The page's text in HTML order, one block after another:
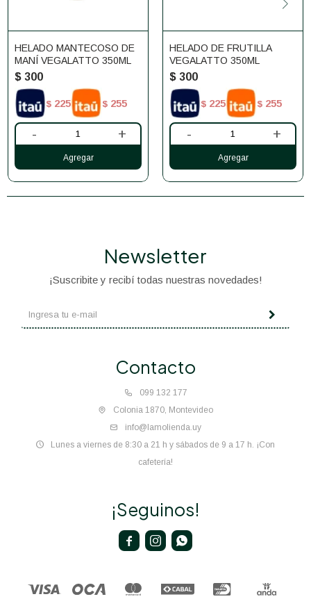
HELADO MANTECOSO DE
MANÍ VEGALATTO 350ML
$ 300
$ 225 $ 255
- +
HELADO DE FRUTILLA
VEGALATTO 350ML
$ 300
$ 225 $ 255
- +
Contacto
099 132 177
Colonia 1870, Montevideo
info@lamolienda.uy
Lunes a viernes de 8:30 a 21 h y sábados de 9 a 17 h. ¡Con
cafetería!
Newsletter
¡Suscribite y recibí todas nuestras novedades!
¡Seguinos!
  